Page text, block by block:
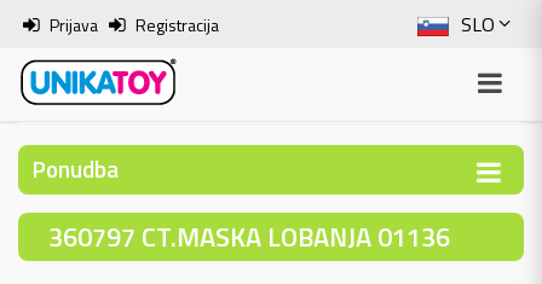
SLO
ENG
ITA
BOS
Prijava Registracija
Ponudba
360797 CT.MASKA LOBANJA 01136